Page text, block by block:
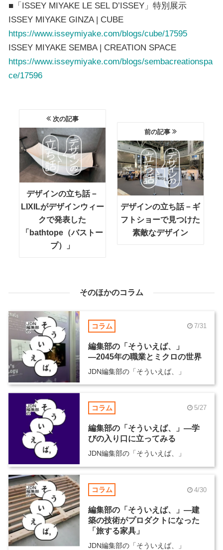
■「ISSEY MIYAKE LE SEL D’ISSEY」特別展示
ISSEY MIYAKE GINZA | CUBE
https://www.isseymiyake.com/blogs/cube/17595
ISSEY MIYAKE SEMBA | CREATION SPACE
https://www.isseymiyake.com/blogs/sembacreationspa
ce/17596
次の記事
デザインの立ち話－
LIXILがデザインウィー
クで発表した
「bathtope（バストー
プ）」
前の記事
デザインの立ち話－ギ
フトショーで見つけた
素敵なデザイン
そのほかのコラム
コラム 7/31
編集部の「そういえば、」
―2045年の職業とミクロの世界
JDN編集部の「そういえば、」
コラム 5/27
編集部の「そういえば、」―学
びの入り口に立ってみる
JDN編集部の「そういえば、」
コラム 4/30
編集部の「そういえば、」―建
築の技術がプロダクトになった
「旅する家具」
JDN編集部の「そういえば、」